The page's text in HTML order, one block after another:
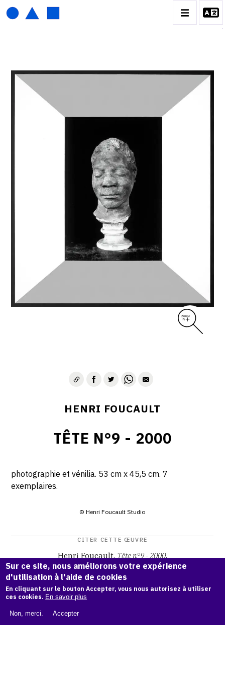
BIOGRAPHIE
CATALOGUE DES OEUVRES
01_SCULPTURE
02_PHOTOGRAPHIQUE
03_COLLAGES
04_DESSINS
05_MONOTYPE
06_ARCHIVES
CONTACT
HENRI FOUCAULT
TÊTE N°9 - 2000
photographie et vénilia. 53 cm x 45,5 cm. 7
exemplaires.
© Henri Foucault Studio
CITER CETTE ŒUVRE
Henri Foucault, Tête n°9 - 2000.
Catalogue raisonné Henri Foucault, OAM.ark:38997/o168
t1
COPIER LA CITATION
Sur ce site, nous améliorons votre expérience
d'utilisation à l'aide de cookies
En cliquant sur le bouton Accepter, vous nous autorisez à utiliser
ces cookies. En savoir plus
Non, merci. Accepter